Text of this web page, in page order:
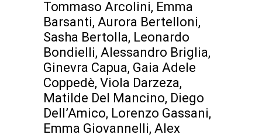
Tommaso Arcolini, Emma
Barsanti, Aurora Bertelloni,
Sasha Bertolla, Leonardo
Bondielli, Alessandro Briglia,
Ginevra Capua, Gaia Adele
Coppedè, Viola Darzeza,
Matilde Del Mancino, Diego
Dell’Amico, Lorenzo Gassani,
Emma Giovannelli, Alex